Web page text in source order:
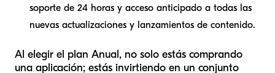
soporte de 24 horas y acceso anticipado a todas las
nuevas actualizaciones y lanzamientos de contenido.
Al elegir el plan Anual, no solo estás comprando
una aplicación; estás invirtiendo en un conjunto